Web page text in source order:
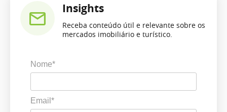
Insights
Receba conteúdo útil e relevante sobre os
mercados imobiliário e turístico.
Nome*
Email*